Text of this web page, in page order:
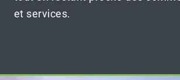
et services.